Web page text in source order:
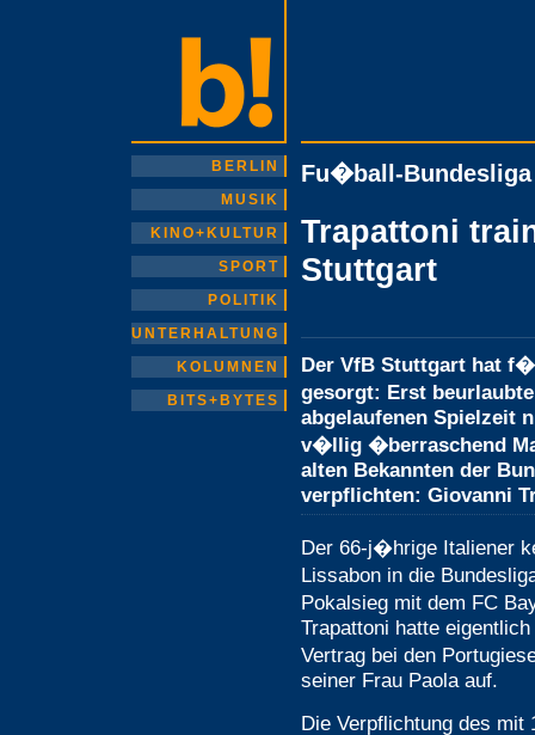
BERLIN
MUSIK
KINO+KULTUR
SPORT
POLITIK
UNTERHALTUNG
KOLUMNEN
BITS+BYTES
Fu�ball-
Trapattoni
Stuttgart
Der VfB Stuttgart hat
gesorgt: Erst
abgelaufenen Spielzeit
v�llig �berraschend
alten Bekannten der
verpflichten: Giovanni
Der 66-j�hrige Italiener
Lissabon in die
Pokalsieg mit dem FC
Trapattoni hatte
Vertrag bei den
seiner Frau Paola auf.
Die Verpflichtung des mit